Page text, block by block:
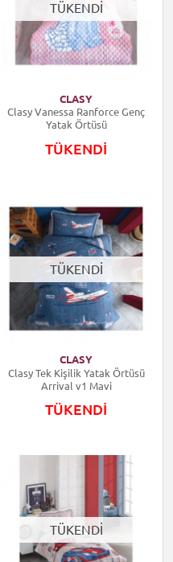
TÜKENDİ
CLASY
Clasy Vanessa Ranforce Genç
Yatak Örtüsü
TÜKENDİ
TÜKENDİ
CLASY
Clasy Tek Kişilik Yatak Örtüsü
Arrival v1 Mavi
TÜKENDİ
TÜKENDİ